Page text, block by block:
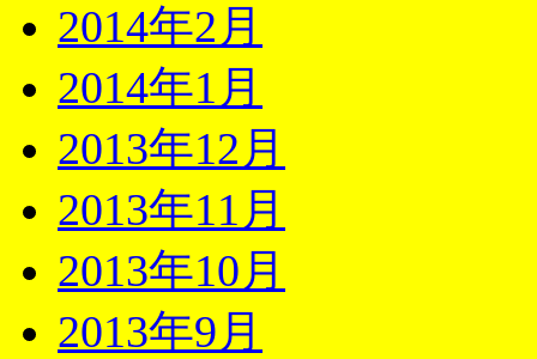
2014年2月
2014年1月
2013年12月
2013年11月
2013年10月
2013年9月